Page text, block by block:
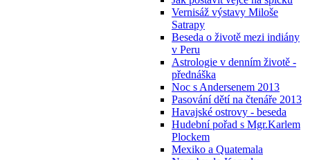
Vernisáž výstavy Miloše
Satrapy
Beseda o životě mezi indiány
v Peru
Astrologie v denním životě -
přednáška
Noc s Andersenem 2013
Pasování dětí na čtenáře 2013
Havajské ostrovy - beseda
Hudební pořad s Mgr.Karlem
Plockem
Mexiko a Quatemala